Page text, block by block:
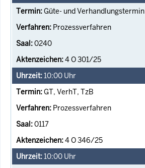
Güte- und Verhandlungstermin
Prozessverfahren
0240
4 O 301/25
10:00 Uhr
GT, VerhT, TzB
Prozessverfahren
0117
4 O 346/25
10:00 Uhr